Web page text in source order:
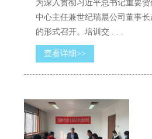
为深入贯彻习近平总书记重要
中心主任兼世纪瑞晨公司董事
的形式召开。培训交 . . .
查看详细>>